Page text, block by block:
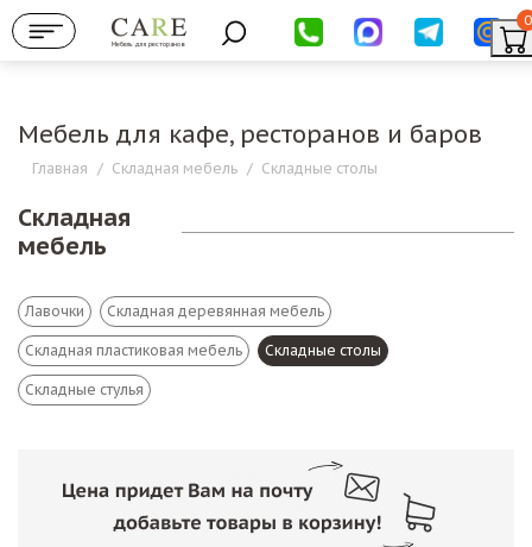
Мебель для ресторанов
0
Мебель для кафе, ресторанов и баров
Главная / Складная мебель / Складные столы
Складная
мебель
Лавочки Складная деревянная мебель
Складная пластиковая мебель Складные столы
Складные стулья